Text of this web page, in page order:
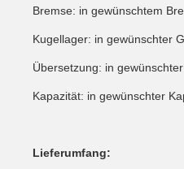
Bremse: in gewünschtem
Kugellager: in gewünschter
Übersetzung: in
Kapazität: in gewünschter
Lieferumfang: